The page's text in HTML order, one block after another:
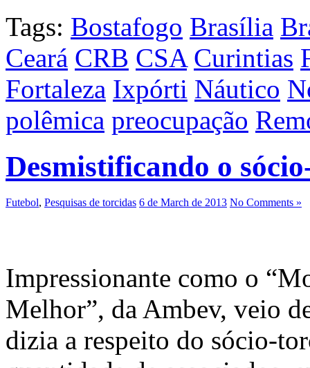
Tags: Bostafogo Brasília
Ceará CRB CSA Curintias
Fortaleza Ixpórti Náutico
polêmica preocupação
Desmistificando o
Futebol, Pesquisas de torcidas 6 de March de 2013 No Comments »
Impressionante como o
Melhor”, da Ambev, veio
dizia a respeito do sócio-